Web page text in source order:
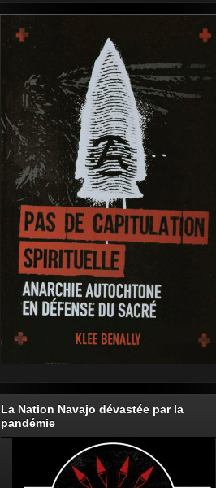
La Nation Navajo dévastée par la
pandémie